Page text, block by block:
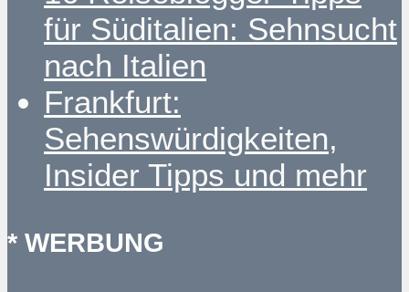
für Süditalien: Sehnsucht
nach Italien
Frankfurt:
Sehenswürdigkeiten,
Insider Tipps und mehr
* WERBUNG